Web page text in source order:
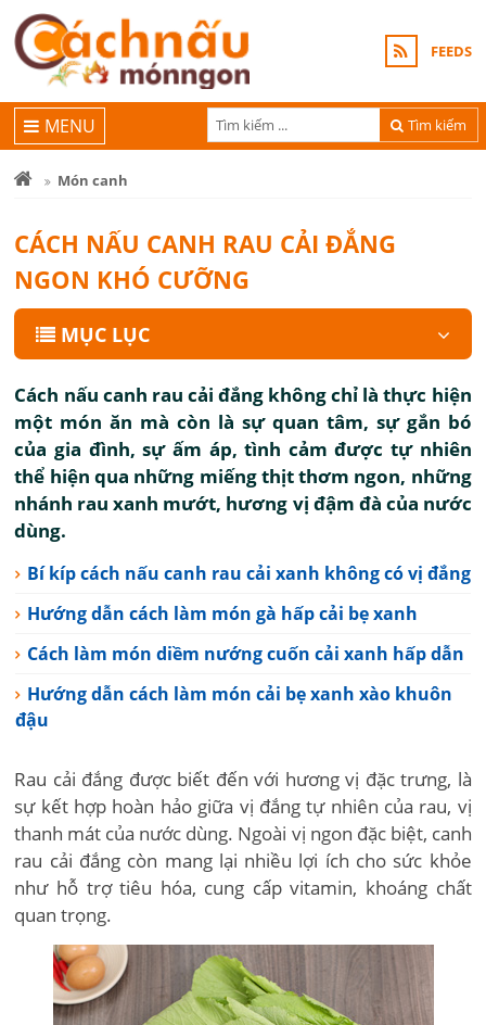
FEEDS
Tìm kiếm
MENU
Món canh
CÁCH NẤU CANH RAU CẢI ĐẮNG
NGON KHÓ CƯỠNG
MỤC LỤC
Cách nấu canh rau cải đắng không chỉ là thực hiện
một món ăn mà còn là sự quan tâm, sự gắn bó
của gia đình, sự ấm áp, tình cảm được tự nhiên
thể hiện qua những miếng thịt thơm ngon, những
nhánh rau xanh mướt, hương vị đậm đà của nước
dùng.
Bí kíp cách nấu canh rau cải xanh không có vị đắng
Hướng dẫn cách làm món gà hấp cải bẹ xanh
Cách làm món diềm nướng cuốn cải xanh hấp dẫn
Hướng dẫn cách làm món cải bẹ xanh xào khuôn
đậu
Rau cải đắng được biết đến với hương vị đặc trưng, là
sự kết hợp hoàn hảo giữa vị đắng tự nhiên của rau, vị
thanh mát của nước dùng. Ngoài vị ngon đặc biệt, canh
rau cải đắng còn mang lại nhiều lợi ích cho sức khỏe
như hỗ trợ tiêu hóa, cung cấp vitamin, khoáng chất
quan trọng.